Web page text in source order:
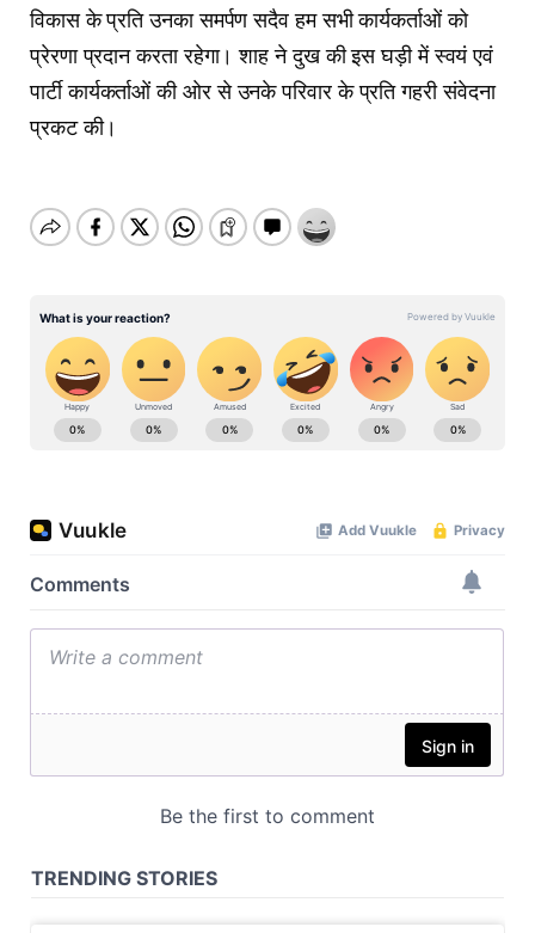
विकास के प्रति उनका समर्पण सदैव हम सभी कार्यकर्ताओं को
प्रेरणा प्रदान करता रहेगा। शाह ने दुख की इस घड़ी में स्वयं एवं
पार्टी कार्यकर्ताओं की ओर से उनके परिवार के प्रति गहरी संवेदना
प्रकट की।